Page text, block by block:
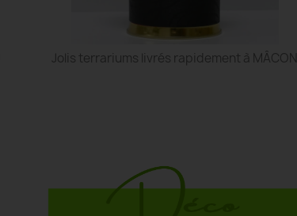
Jolis terrariums livrés rapidement à MÂCON